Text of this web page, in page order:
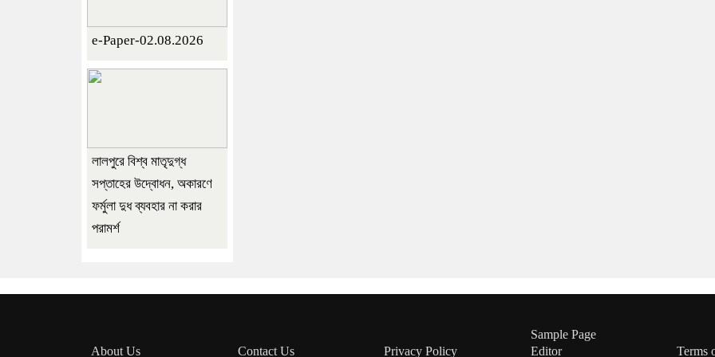
e-Paper-02.08.2026
লালপুরে বিশ্ব মাতৃদুগ্ধ
সপ্তাহের উদ্বোধন, অকারণে
ফর্মুলা দুধ ব্যবহার না করার
পরামর্শ
About Us Contact Us Privacy Policy
Sample Page
Editor
Terms